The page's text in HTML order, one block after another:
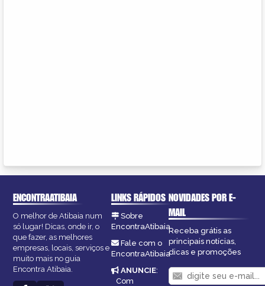
ENCONTRAATIBAIA
O melhor de Atibaia num
só lugar! Dicas, onde ir, o
que fazer, as melhores
empresas, locais, serviços e
muito mais no guia
Encontra Atibaia.
LINKS RÁPIDOS
Sobre
EncontraAtibaia
Fale com o
EncontraAtibaia
ANUNCIE:
Com
NOVIDADES POR E-
MAIL
Receba grátis as
principais notícias,
dicas e promoções